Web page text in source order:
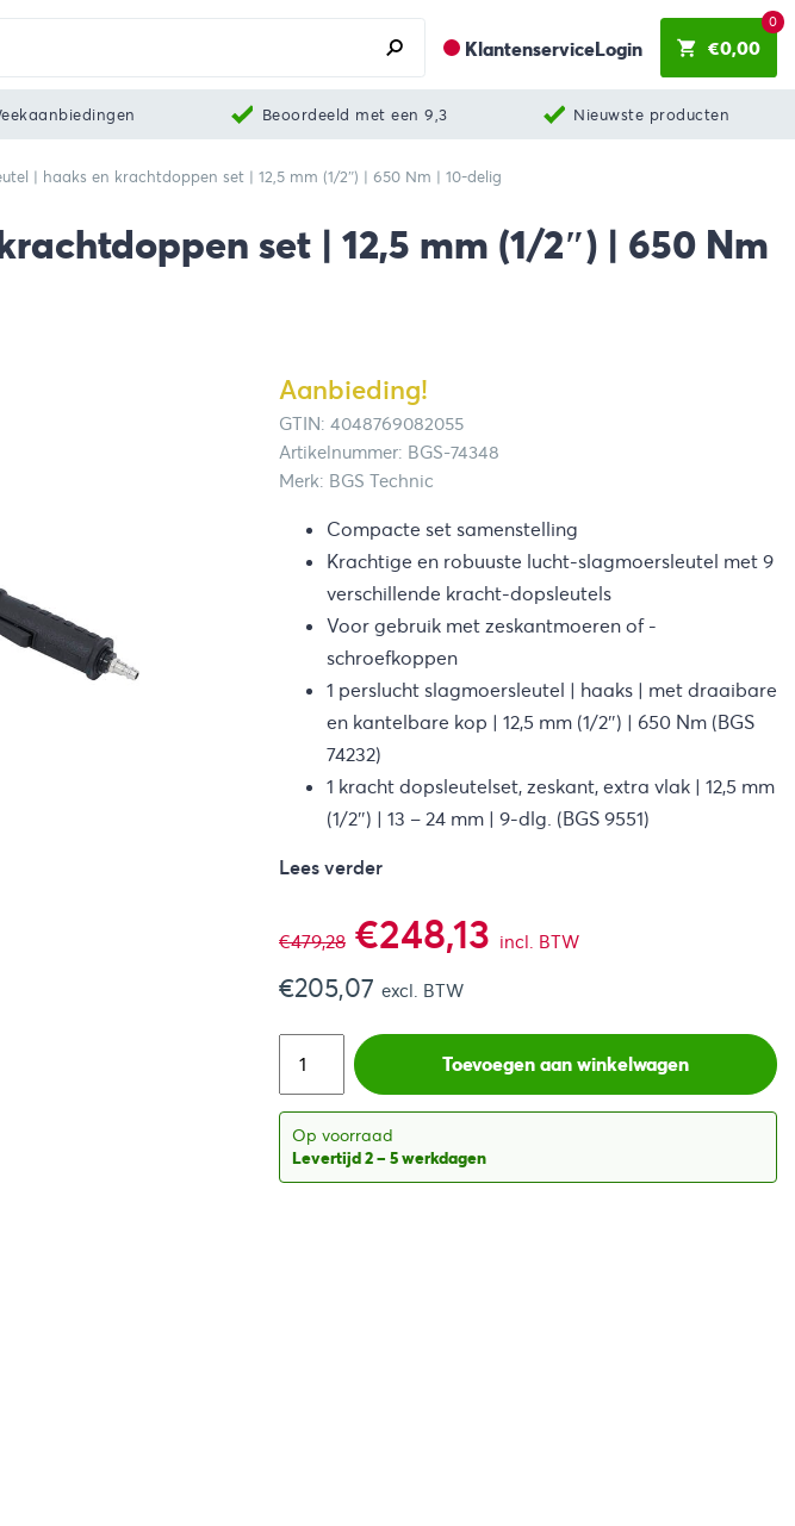
KlantenserviceLogin €0,00
0
Beoordeeld met een 9,3 Nieuwste producten
| haaks en krachtdoppen set | 12,5 mm (1/2″) | 650 Nm | 10-delig
set | 12,5 mm (1/2″) | 650 Nm
Aanbieding!
GTIN: 4048769082055
Artikelnummer: BGS-74348
Merk: BGS Technic
Compacte set samenstelling
Krachtige en robuuste lucht-slagmoersleutel met 9
verschillende kracht-dopsleutels
Voor gebruik met zeskantmoeren of -
schroefkoppen
1 perslucht slagmoersleutel | haaks | met draaibare
en kantelbare kop | 12,5 mm (1/2″) | 650 Nm (BGS
74232)
1 kracht dopsleutelset, zeskant, extra vlak | 12,5 mm
(1/2″) | 13 – 24 mm | 9-dlg. (BGS 9551)
Lees verder
€479,28 Oorspronkelijke
prijs
was:
€479,28.
€248,13 Huidige
is:
incl. BTW
€205,07 excl. BTW
Toevoegen aan winkelwagen
Op voorraad
Levertijd 2 – 5 werkdagen